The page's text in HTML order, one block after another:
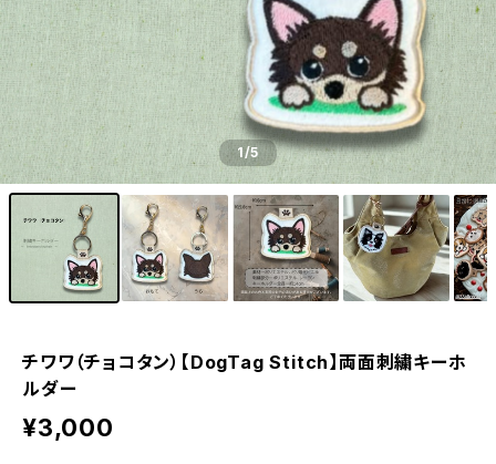
1/5
チワワ（チョコタン）【DogTag Stitch】両面刺繍キーホ
ルダー
¥3,000